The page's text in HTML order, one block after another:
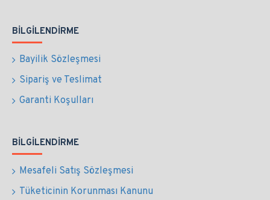
BILGILENDIRME
Bayilik Sözleşmesi
Sipariş ve Teslimat
Garanti Koşulları
BILGILENDIRME
Mesafeli Satış Sözleşmesi
Tüketicinin Korunması Kanunu